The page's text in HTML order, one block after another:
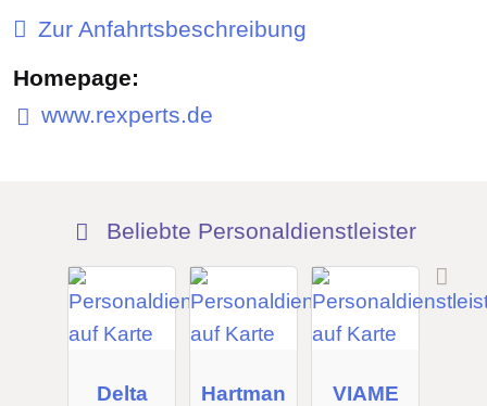
Zur Anfahrtsbeschreibung
Homepage:
www.rexperts.de
Beliebte Personaldienstleister
Delta
Hartman
VIAME